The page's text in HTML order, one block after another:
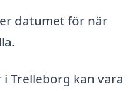
datumet för när
Trelleborg kan vara